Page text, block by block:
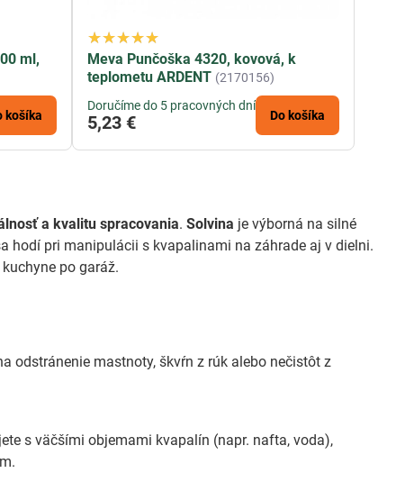
ml,
košíka
Meva Punčoška 4320, kovová, k
teplometu ARDENT (2170156)
Doručíme do 5 pracovných dní
5,23 € Do košíka
a kvalitu spracovania.Solvina je výborná na silné
hodí pri manipulácii s kvapalinami na záhrade aj v dielni.
po garáž.
odstránenie mastnoty, škvŕn z rúk alebo nečistôt z
s väčšími objemami kvapalín (napr. nafta, voda),